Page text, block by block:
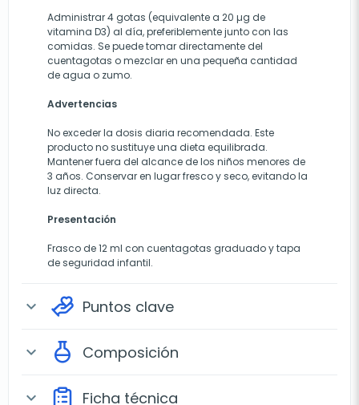
Administrar 4 gotas (equivalente a 20 µg de
vitamina D3) al día, preferiblemente junto con las
comidas. Se puede tomar directamente del
cuentagotas o mezclar en una pequeña cantidad
de agua o zumo.
Advertencias
No exceder la dosis diaria recomendada. Este
producto no sustituye una dieta equilibrada.
Mantener fuera del alcance de los niños menores de
3 años. Conservar en lugar fresco y seco, evitando la
luz directa.
Presentación
Frasco de 12 ml con cuentagotas graduado y tapa
de seguridad infantil.
expand_more Puntos clave
expand_more Composición
expand_more Ficha técnica